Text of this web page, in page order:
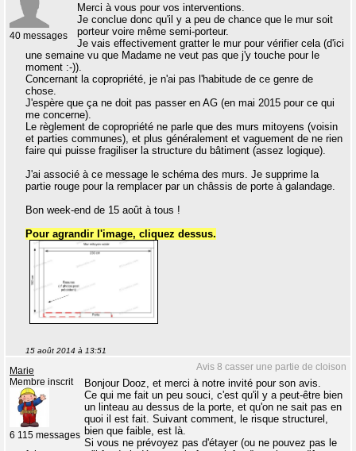
40 messages
Merci à vous pour vos interventions.
Je conclue donc qu'il y a peu de chance que le mur soit
porteur voire même semi-porteur.
Je vais effectivement gratter le mur pour vérifier cela (d'ici
une semaine vu que Madame ne veut pas que j'y touche pour le
moment :-)).
Concernant la copropriété, je n'ai pas l'habitude de ce genre de
chose.
J'espère que ça ne doit pas passer en AG (en mai 2015 pour ce qui
me concerne).
Le règlement de copropriété ne parle que des murs mitoyens (voisin
et parties communes), et plus généralement et vaguement de ne rien
faire qui puisse fragiliser la structure du bâtiment (assez logique).
J'ai associé à ce message le schéma des murs. Je supprime la
partie rouge pour la remplacer par un châssis de porte à galandage.
Bon week-end de 15 août à tous !
Pour agrandir l'image, cliquez dessus.
15 août 2014 à 13:51
Avis 8 casser une partie de cloison
Marie
Membre inscrit
6 115 messages
Bonjour Dooz, et merci à notre invité pour son avis.
Ce qui me fait un peu souci, c'est qu'il y a peut-être bien
un linteau au dessus de la porte, et qu'on ne sait pas en
quoi il est fait. Suivant comment, le risque structurel,
bien que faible, est là.
Si vous ne prévoyez pas d'étayer (ou ne pouvez pas le